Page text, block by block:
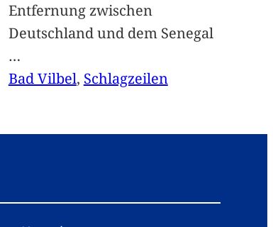
Entfernung zwischen
Deutschland und dem Senegal
…
Bad Vilbel, Schlagzeilen